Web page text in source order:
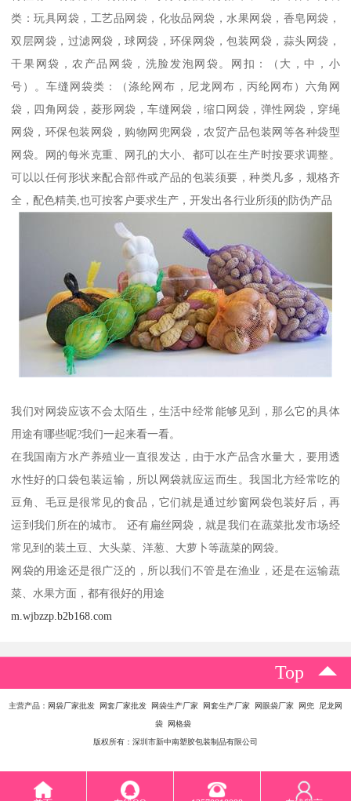
类：玩具网袋，工艺品网袋，化妆品网袋，水果网袋，香皂网袋，
双层网袋，过滤网袋，球网袋，环保网袋，包装网袋，蒜头网袋，
干果网袋，农产品网袋，洗脸发泡网袋。网扣：（大，中，小
号）。车缝网袋类：（涤纶网布，尼龙网布，丙纶网布）六角网
袋，四角网袋，菱形网袋，车缝网袋，缩口网袋，弹性网袋，穿绳
网袋，环保包装网袋，购物网兜网袋，农贸产品包装网等各种袋型
网袋。网的每米克重、网孔的大小、都可以在生产时按要求调整。
可以以任何形状来配合部件或产品的包装须要，种类凡多，规格齐
全，配色精美,也可按客户要求生产，开发出各行业所须的防伪产品
我们对网袋应该不会太陌生，生活中经常能够见到，那么它的具体
用途有哪些呢?我们一起来看一看。
在我国南方水产养殖业一直很发达，由于水产品含水量大，要用透
水性好的口袋包装运输，所以网袋就应运而生。我国北方经常吃的
豆角、毛豆是很常见的食品，它们就是通过纱窗网袋包装好后，再
运到我们所在的城市。 还有扁丝网袋，就是我们在蔬菜批发市场经
常见到的装土豆、大头菜、洋葱、大萝卜等蔬菜的网袋。
网袋的用途还是很广泛的，所以我们不管是在渔业，还是在运输蔬
菜、水果方面，都有很好的用途
m.wjbzzp.b2b168.com
Top
主营产品：网袋厂家批发 网套厂家批发 网袋生产厂家 网套生产厂家 网眼袋厂家 网兜 尼龙网
袋 网格袋
版权所有：深圳市新中南塑胶包装制品有限公司